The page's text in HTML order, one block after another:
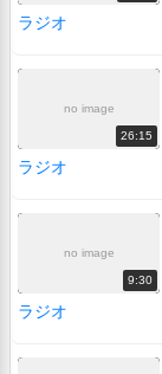
ラジオ
no image
26:15
ラジオ
no image
9:30
ラジオ